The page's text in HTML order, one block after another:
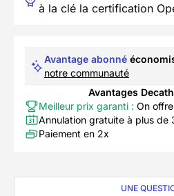
à la clé la certification
Avantage abonné
notre communauté
Avantages
Meilleur prix garanti : On
Annulation gratuite à plus de
Paiement en 2x
UNE